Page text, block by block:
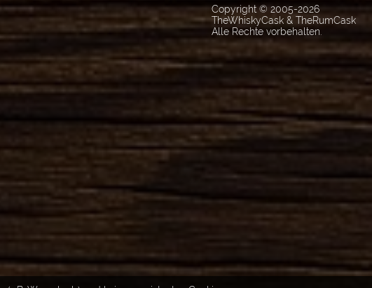
Copyright © 2005-2026
TheWhiskyCask & TheRumCask
Alle Rechte vorbehalten.